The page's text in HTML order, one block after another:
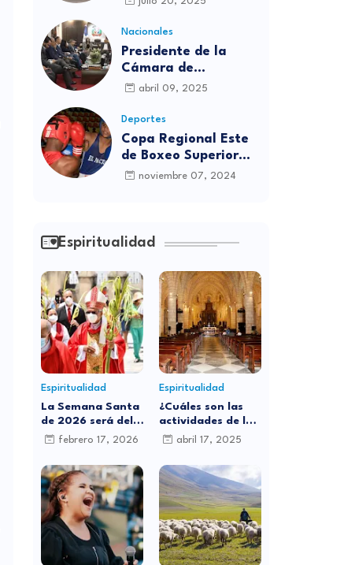
independientes
Nacionales
Presidente de la
Cámara de
diputados se
víctimas de la
discoteca Jet Set
abril 09, 2025
Deportes
Copa Regional Este
de Boxeo Superior
será inaugurada este
noviembre 07, 2024
Espiritualidad
Espiritualidad
La Semana Santa
de 2026 será del
29 de marzo al 5
cambia de fecha
cada año?
febrero 17, 2026
Espiritualidad
¿Cuáles son las
actividades de la
iglesia católica
Santo?
abril 17, 2025